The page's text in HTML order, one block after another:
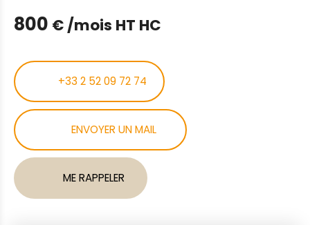
800 € /mois HT HC
+33 2 52 09 72 74
ENVOYER UN MAIL
ME RAPPELER